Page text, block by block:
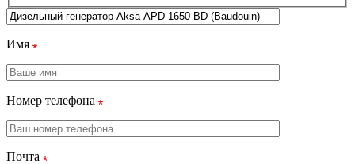
Имя
Номер телефона
Почта